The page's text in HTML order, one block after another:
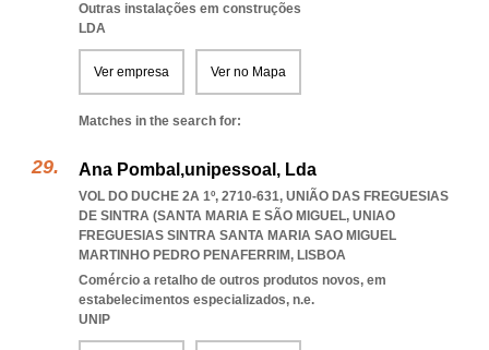
Outras instalações em construções
LDA
Ver empresa Ver no Mapa
Matches in the search for:
Ana Pombal,unipessoal, Lda
VOL DO DUCHE 2A 1º, 2710-631, UNIÃO DAS FREGUESIAS
DE SINTRA (SANTA MARIA E SÃO MIGUEL, UNIAO
FREGUESIAS SINTRA SANTA MARIA SAO MIGUEL
MARTINHO PEDRO PENAFERRIM, LISBOA
Comércio a retalho de outros produtos novos, em
estabelecimentos especializados, n.e.
UNIP